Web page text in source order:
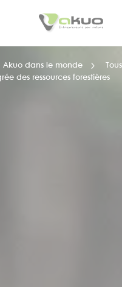
Akuo dans le monde
des ressources forestières